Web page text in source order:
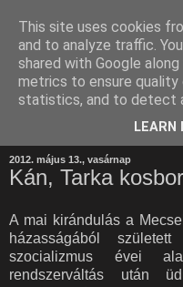
2012. május 13., vasárnap
Kán, Tarka
A mai kirándulás a
házasságából
szocializmus évei
rendszerváltás után
This site uses cookies
and to analyze traffic.
shared with Google
metrics to ensure quality
statistics, and to detect
LEARN